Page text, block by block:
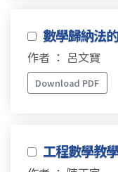
數學歸納法
作者 ： 呂文寶
Download PDF
工程數學教